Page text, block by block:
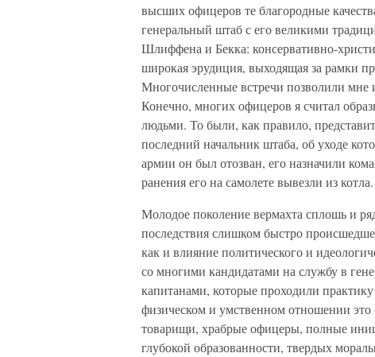
высших офицеров те благородные
генеральный штаб с его великими
Шлиффена и Бекка: консервативно-
широкая эрудиция, выходящая за рамки
Многочисленные встречи позволили мне
Конечно, многих офицеров я считал
людьми. То были, как правило,
последний начальник штаба, об уходе
армии он был отозван, его назначили
ранения его на самолете вывезли из котла.
Молодое поколение вермахта сплошь и
последствия слишком быстро
как и влияние политического и
со многими кандидатами на службу в
капитанами, которые проходили
физическом и умственном отношении
товарищи, храбрые офицеры, полные
глубокой образованности, твердых